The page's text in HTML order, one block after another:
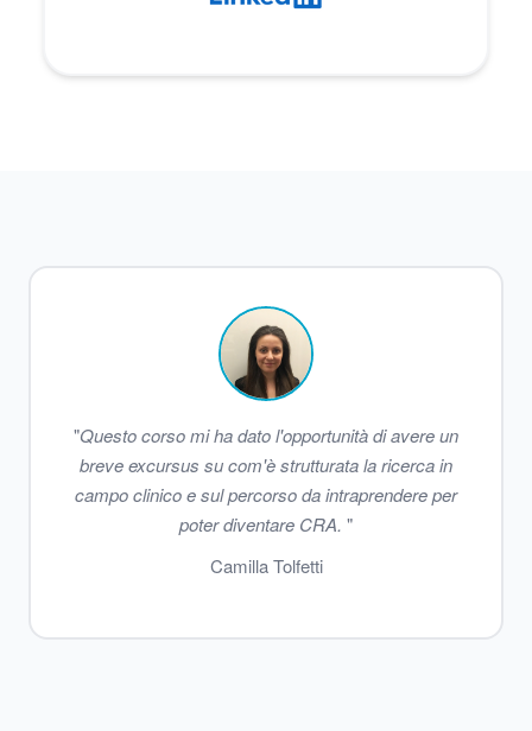
"Questo corso mi ha dato l'opportunità di avere un
breve excursus su com'è strutturata la ricerca in
campo clinico e sul percorso da intraprendere per
poter diventare CRA. "
Camilla Tolfetti